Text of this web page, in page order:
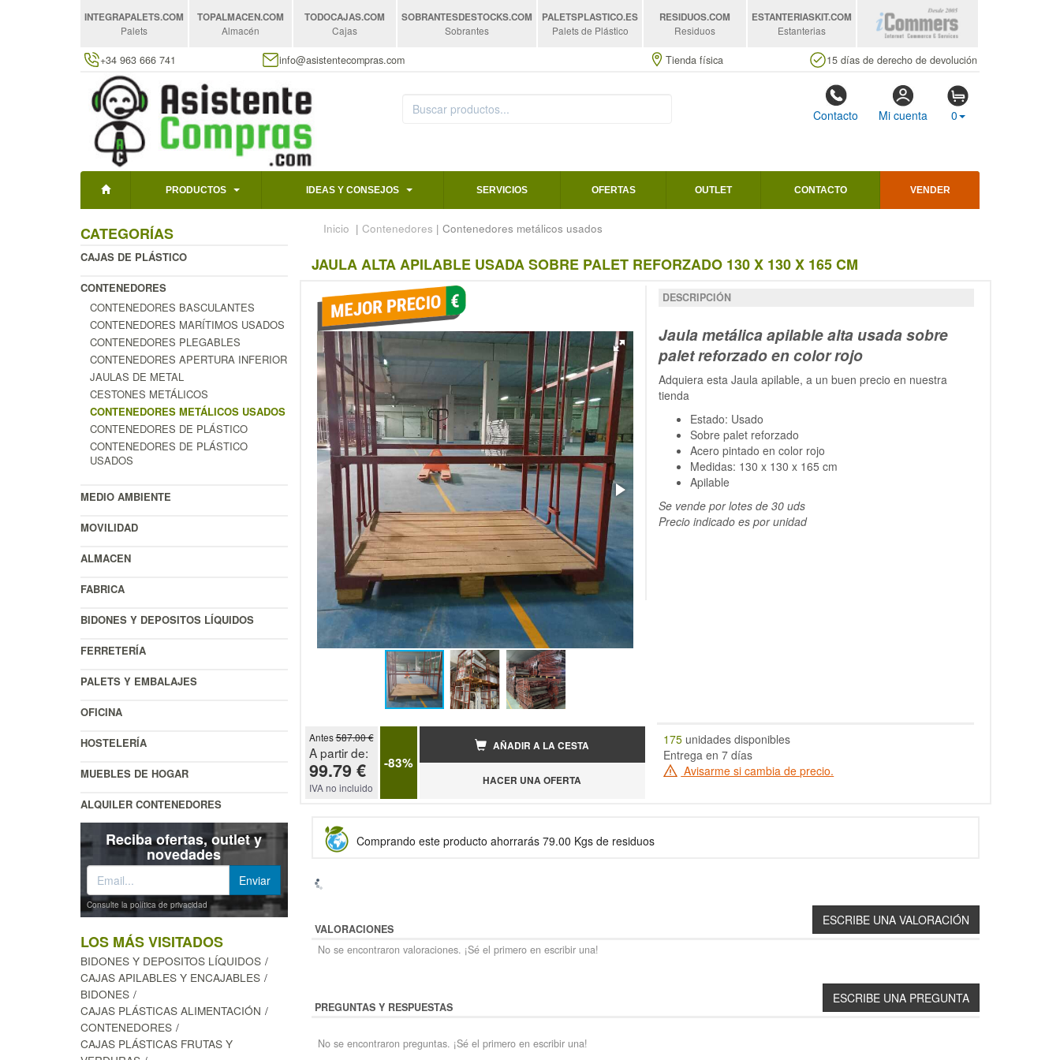
INTEGRAPALETS.COM
Palets
TOPALMACEN.COM
Almacén
TODOCAJAS.COM
Cajas
SOBRANTESDESTOCKS.COM
Sobrantes
PALETSPLASTICO.ES
Palets de Plástico
RESIDUOS.COM
Residuos
ESTANTERIASKIT.COM
Estanterias
+34 963 666 741 info@asistentecompras.com Tienda física 15 días de derecho de devolución
Contacto Mi cuenta 0
PRODUCTOS IDEAS Y CONSEJOS SERVICIOS OFERTAS OUTLET CONTACTO VENDER
CATEGORÍAS
CAJAS DE PLÁSTICO
CONTENEDORES
CONTENEDORES BASCULANTES
CONTENEDORES MARÍTIMOS USADOS
CONTENEDORES PLEGABLES
CONTENEDORES APERTURA INFERIOR
JAULAS DE METAL
CESTONES METÁLICOS
CONTENEDORES METÁLICOS USADOS
CONTENEDORES DE PLÁSTICO
CONTENEDORES DE PLÁSTICO
USADOS
MEDIO AMBIENTE
MOVILIDAD
ALMACEN
FABRICA
BIDONES Y DEPOSITOS LÍQUIDOS
FERRETERÍA
PALETS Y EMBALAJES
OFICINA
HOSTELERÍA
MUEBLES DE HOGAR
ALQUILER CONTENEDORES
Reciba ofertas, outlet y
novedades
Consulte la política de privacidad
LOS MÁS VISITADOS
BIDONES Y DEPOSITOS LÍQUIDOS
CAJAS APILABLES Y ENCAJABLES
BIDONES
CAJAS PLÁSTICAS ALIMENTACIÓN
CONTENEDORES
CAJAS PLÁSTICAS FRUTAS Y
Inicio | Contenedores | Contenedores metálicos usados
JAULA ALTA APILABLE USADA SOBRE PALET REFORZADO 130 X 130 X 165 CM
DESCRIPCIÓN
Jaula metálica apilable alta usada sobre
palet reforzado en color rojo
Adquiera esta Jaula apilable, a un buen precio en nuestra
tienda
Estado: Usado
Sobre palet reforzado
Acero pintado en color rojo
Medidas: 130 x 130 x 165 cm
Apilable
Se vende por lotes de 30 uds
Precio indicado es por unidad
Antes587.00 €
A partir de:
99.79 €
IVA no incluido
-83%
AÑADIR A LA CESTA
HACER UNA OFERTA
175 unidades disponibles
Entrega en 7 días
Avisarme si cambia de precio.
Comprando este producto ahorrarás 79.00 Kgs de residuos
VALORACIONES
No se encontraron valoraciones. ¡Sé el primero en escribir una!
PREGUNTAS Y RESPUESTAS
No se encontraron preguntas. ¡Sé el primero en escribir una!